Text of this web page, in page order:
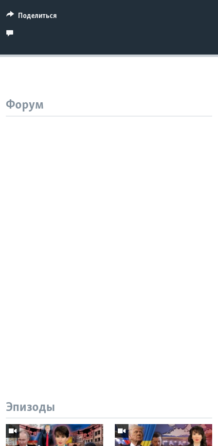
Поделиться
Форум
Эпизоды